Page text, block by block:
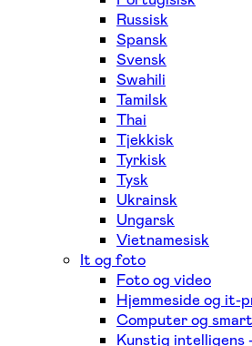
Russisk
Spansk
Svensk
Swahili
Tamilsk
Thai
Tjekkisk
Tyrkisk
Tysk
Ukrainsk
Ungarsk
Vietnamesisk
It og foto
Foto og video
Hjemmeside og it-
Computer og
Kunstig intelligens